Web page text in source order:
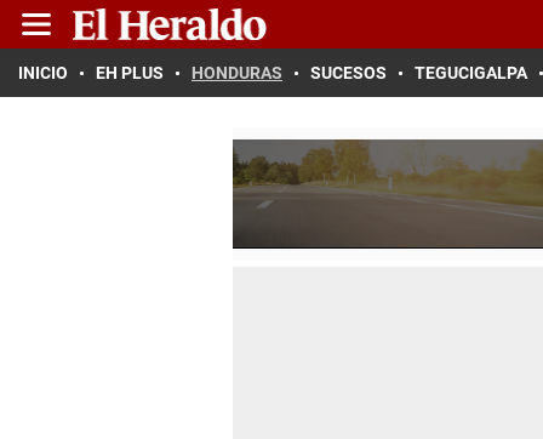
INICIO EH PLUS HONDURAS SUCESOS TEGUCIGALPA